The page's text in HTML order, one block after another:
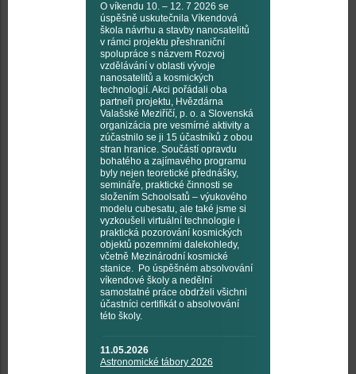
O víkendu 10. – 12. 7 2026 se
úspěšně uskutečnila Víkendová
škola návrhu a stavby nanosatelitů
v rámci projektu přeshraniční
spolupráce s názvem Rozvoj
vzdělávání v oblasti vývoje
nanosatelitů a kosmických
technologií. Akci pořádali oba
partneři projektu, Hvězdárna
Valašské Meziříčí, p. o. a Slovenská
organizácia pre vesmírné aktivity a
zúčastnilo se ji 15 účastníků z obou
stran hranice. Součástí opravdu
bohatého a zajímavého programu
byly nejen teoretické přednášky,
semináře, praktické činnosti se
složením Schoolsatů – výukového
modelu cubesatu, ale také jsme si
vyzkoušeli virtuální technologie i
praktická pozorování kosmických
objektů pozemními dalekohledy,
včetně Mezinárodní kosmické
stanice. Po úspěšném absolvování
víkendové školy a nedělní
samostatné práce obdrželi všichni
účastníci certifikát o absolvování
této školy.
11.05.2026
Astronomické tábory 2026